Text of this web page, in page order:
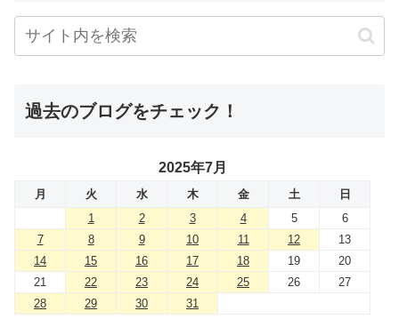
過去のブログをチェック！
2025年7月
月 火 水 木 金 土
日
1
2 3 4 5
6
7
8 9 10 11 12
13
14
15 16 17 18 19
20
21
22 23 24 25 26
27
28
29 30 31